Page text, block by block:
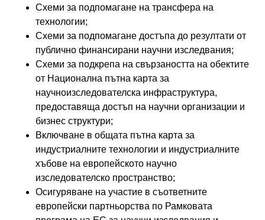
Схеми за подпомагане на трансфера на
технологии;
Схеми за подпомагане достъпа до резултати от
публично финансирани научни изследвания;
Схеми за подкрепа на свързаността на обектите
от Национална пътна карта за
научноизследователска инфраструктура,
предоставяща достъп на научни организации и
бизнес структури;
Включване в общата пътна карта за
индустриалните технологии и индустриалните
хъбове на европейското научно
изследователско пространство;
Осигуряване на участие в съответните
европейски партньорства по Рамковата